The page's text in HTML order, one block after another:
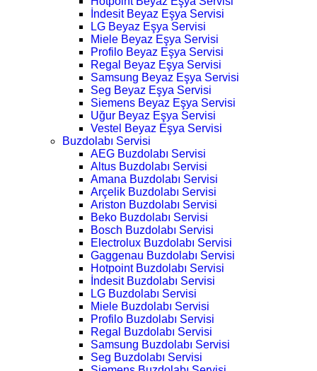
İndesit Beyaz Eşya Servisi
LG Beyaz Eşya Servisi
Miele Beyaz Eşya Servisi
Profilo Beyaz Eşya Servisi
Regal Beyaz Eşya Servisi
Samsung Beyaz Eşya Servisi
Seg Beyaz Eşya Servisi
Siemens Beyaz Eşya Servisi
Uğur Beyaz Eşya Servisi
Vestel Beyaz Eşya Servisi
Buzdolabı Servisi
AEG Buzdolabı Servisi
Altus Buzdolabı Servisi
Amana Buzdolabı Servisi
Arçelik Buzdolabı Servisi
Ariston Buzdolabı Servisi
Beko Buzdolabı Servisi
Bosch Buzdolabı Servisi
Electrolux Buzdolabı Servisi
Gaggenau Buzdolabı Servisi
Hotpoint Buzdolabı Servisi
İndesit Buzdolabı Servisi
LG Buzdolabı Servisi
Miele Buzdolabı Servisi
Profilo Buzdolabı Servisi
Regal Buzdolabı Servisi
Samsung Buzdolabı Servisi
Seg Buzdolabı Servisi